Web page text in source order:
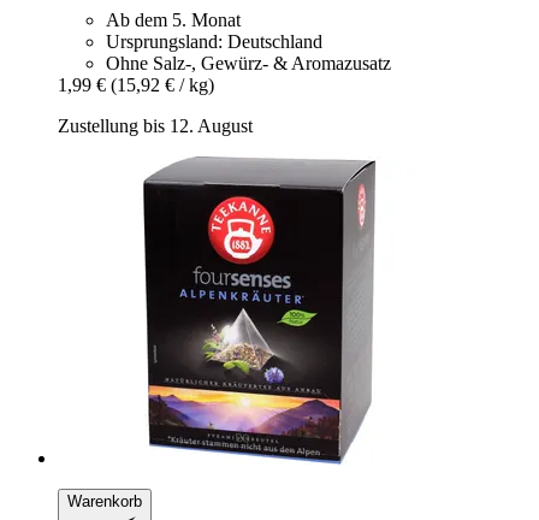
Ab dem 5. Monat
Ursprungsland: Deutschland
Ohne Salz-, Gewürz- & Aromazusatz
1,99 € (15,92 € / kg)
Zustellung bis 12. August
Warenkorb